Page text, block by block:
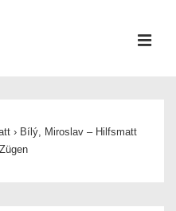
› Bílý, Miroslav – Hilfsmatt